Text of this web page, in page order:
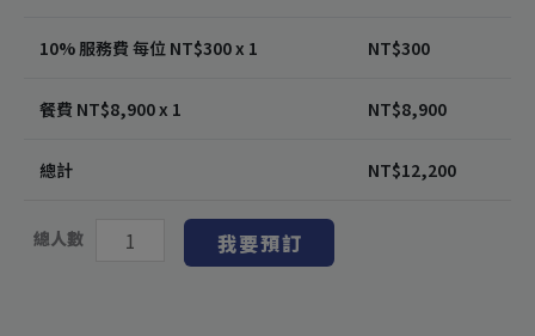
10% 服務費 每位 NT$300x 1 NT$300
餐費 NT$8,900x 1 NT$8,900
總計 NT$12,200
總人數 我要預訂